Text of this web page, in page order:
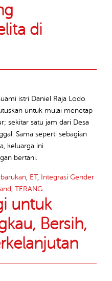
di
istri Daniel Raja Lodo
untuk mulai menetap
sekitar satu jam dari Desa
Sama seperti sebagian
keluarga ini
bertani.
ET, Integrasi Gender
TERANG
untuk
Bersih,